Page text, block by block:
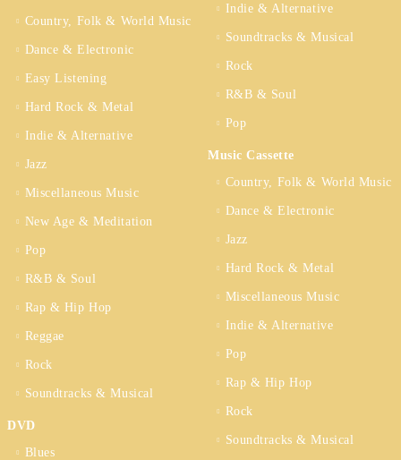
Country, Folk & World Music
Dance & Electronic
Easy Listening
Hard Rock & Metal
Indie & Alternative
Jazz
Miscellaneous Music
New Age & Meditation
Pop
R&B & Soul
Rap & Hip Hop
Reggae
Rock
Soundtracks & Musical
DVD
Blues
Indie & Alternative
Soundtracks & Musical
Rock
R&B & Soul
Pop
Music Cassette
Country, Folk & World Music
Dance & Electronic
Jazz
Hard Rock & Metal
Miscellaneous Music
Indie & Alternative
Pop
Rap & Hip Hop
Rock
Soundtracks & Musical